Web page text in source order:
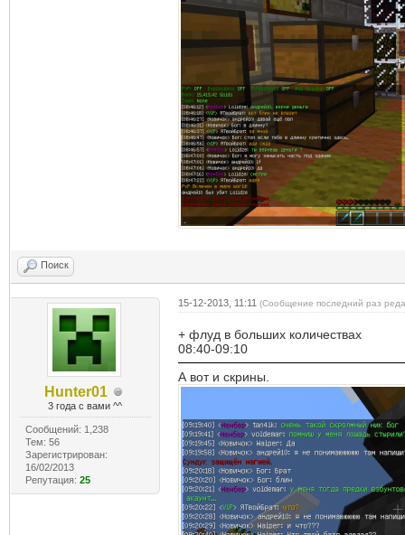
Поиск
Hunter01
3 года с вами ^^
Сообщений: 1,238
Тем: 56
Зарегистрирован:
16/02/2013
Репутация: 25
15-12-2013, 11:11 (Сообщение последний раз
+ флуд в больших количествах
08:40-09:10
А вот и скрины.